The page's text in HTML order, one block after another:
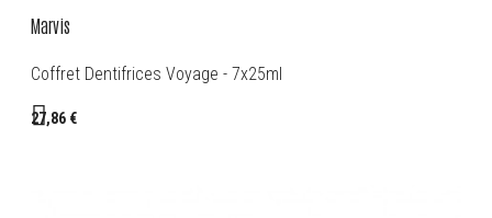
Marvis
Coffret Dentifrices Voyage - 7x25ml
27,86 €